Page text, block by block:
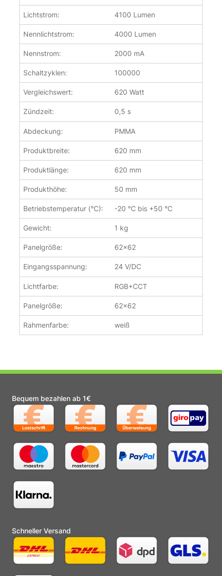
Lichtstrom: 4100 Lumen
Nennlichtstrom: 4000 Lumen
Nennstrom: 2000 mA
Schaltzyklen: 100000
Vergleichswert: 620 Watt
Zündzeit: 0,5 s
Abdeckung: PMMA
Produktbreite: 620 mm
Produktlänge: 620 mm
Produkthöhe: 50 mm
Betriebstemperatur (°C): -20 °C bis +50 °C
Gewicht: 1 kg
Panelgröße: 62x62
Eingangsspannung: 24 V/DC
Lichtfarbe: RGB+CCT
Panelgröße: 62x62
Rahmenfarbe: weiß
Bequem bezahlen ab 1€
Schneller Versand